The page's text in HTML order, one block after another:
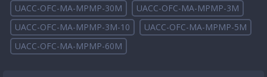
UACC-OFC-MA-MPMP-30M
UACC-OFC-MA-MPMP-3M
UACC-OFC-MA-MPMP-3M-10
UACC-OFC-MA-MPMP-5M
UACC-OFC-MA-MPMP-60M